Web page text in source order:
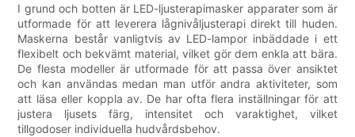
I grund och botten är LED-ljusterapimasker apparater som är
utformade för att leverera lågnivåljusterapi direkt till huden.
Maskerna består vanligtvis av LED-lampor inbäddade i ett
flexibelt och bekvämt material, vilket gör dem enkla att bära.
De flesta modeller är utformade för att passa över ansiktet
och kan användas medan man utför andra aktiviteter, som
att läsa eller koppla av. De har ofta flera inställningar för att
justera ljusets färg, intensitet och varaktighet, vilket
tillgodoser individuella hudvårdsbehov.